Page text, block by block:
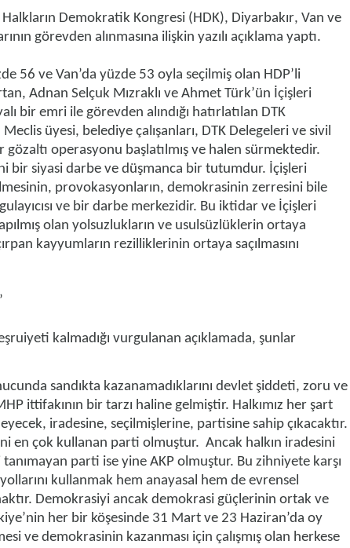
Demokratik Kongresi (HDK), Diyarbakır, Van ve
görevden alınmasına ilişkin yazılı açıklama yaptı.
56 ve Van’da yüzde 53 oyla seçilmiş olan HDP’li
Adnan Selçuk Mızraklı ve Ahmet Türk’ün İçişleri
bir emri ile görevden alındığı hatırlatılan DTK
Meclis üyesi, belediye çalışanları, DTK Delegeleri ve sivil
operasyonu başlatılmış ve halen sürmektedir.
bir siyasi darbe ve düşmanca bir tutumdur. İçişleri
provokasyonların, demokrasinin zerresini bile
ve bir darbe merkezidir. Bu iktidar ve İçişleri
olan yolsuzlukların ve usulsüzlüklerin ortaya
kayyumların rezilliklerinin ortaya saçılmasını
kalmadığı vurgulanan açıklamada, şunlar
sandıkta kazanamadıklarını devlet şiddeti, zoru ve
ittifakının bir tarzı haline gelmiştir. Halkımız her şart
iradesine, seçilmişlerine, partisine sahip çıkacaktır.
en çok kullanan parti olmuştur. Ancak halkın iradesini
parti ise yine AKP olmuştur. Bu zihniyete karşı
kullanmak hem anayasal hem de evrensel
Demokrasiyi ancak demokrasi güçlerinin ortak ve
her bir köşesinde 31 Mart ve 23 Haziran’da oy
ve demokrasinin kazanması için çalışmış olan herkese